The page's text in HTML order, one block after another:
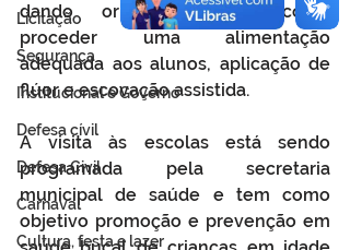
Licitação
Segurança
Institucional e Governo
Defesa cívil
Defesa Civil
Carnaval
Cultura, festa e lazer
dando orientações de como
proceder uma alimentação
adequada aos alunos, aplicação de
flúor e escovação assistida.
A visita às escolas está sendo
programada pela secretaria
municipal de saúde e tem como
objetivo promoção e prevenção em